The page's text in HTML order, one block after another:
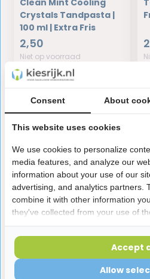
Clean Mint Cooling
Crystals Tandpasta |
100 ml | Extra Fris
2,50
Niet op voorraad
Colgate
frisse mond
Colgate is al jarenlang een
mondverzorging. Of je nu
bescherming tegen gaatjes,
tanden of gewoon een fijne
gebruik: binnen het assortiment
bijna iedere mondbehoefte een
Consent About
This website uses cookies
We use cookies to personalize
media features, and analyze our
information about your use of our
advertising, and analytics partners.
combine it with other information
they've collected from your use of
Allow
Accept